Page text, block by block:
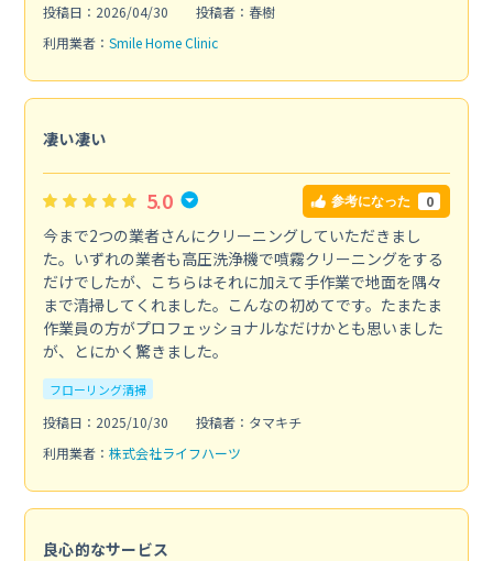
投稿日：2026/04/30
投稿者：春樹
利用業者： Smile Home Clinic
凄い凄い
5.0 参考になった 0
今まで2つの業者さんにクリーニングしていただきまし
た。いずれの業者も高圧洗浄機で噴霧クリーニングをする
だけでしたが、こちらはそれに加えて手作業で地面を隅々
まで清掃してくれました。こんなの初めてです。たまたま
作業員の方がプロフェッショナルなだけかとも思いました
が、とにかく驚きました。
フローリング清掃
投稿日：2025/10/30
投稿者：タマキチ
利用業者： 株式会社ライフハーツ
良心的なサービス